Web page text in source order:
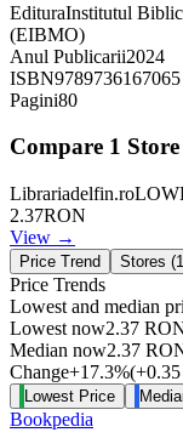
EdituraInstitutul
(EIBMO)
Anul Publicarii2024
ISBN9789736167065
Pagini80
Compare 1 Store
Librariadelfin.ro
2.37RON
View →
Price Trend Stores (1
Price Trends
Lowest and median
Lowest now2.37
Median now2.37
Change+17.3%(+0.35
Lowest Price
Bookpedia